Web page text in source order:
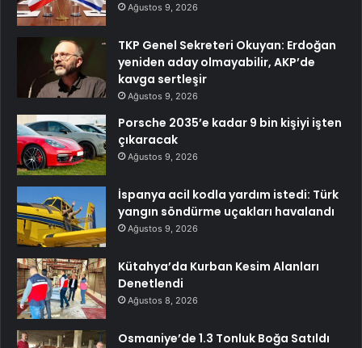
Ağustos 9, 2026
TKP Genel Sekreteri Okuyan: Erdoğan
yeniden aday olmayabilir, AKP’de
kavga sertleşir
Ağustos 9, 2026
Porsche 2035’e kadar 9 bin kişiyi işten
çıkaracak
Ağustos 9, 2026
İspanya acil kodla yardım istedi: Türk
yangın söndürme uçakları havalandı
Ağustos 9, 2026
Kütahya’da Kurban Kesim Alanları
Denetlendi
Ağustos 8, 2026
Osmaniye’de 1.3 Tonluk Boğa Satıldı